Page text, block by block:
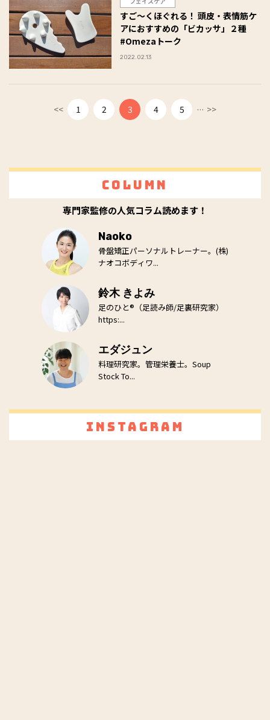
すご〜くほぐれる！ 頭皮・表情筋ケ
アにおすすめの「ビカッサ」２種
#Omezaトーク
2022.02.13
<< 1 2 3 4 5 ... >>
Column
専門家監修の人気コラム読めます！
Naoko
骨盤矯正パーソナルトレーナー。(株)
ナオコボディワ...
鈴木 きよみ
足のひと®（足読み師/足裏研究家）
https:...
エダジュン
料理研究家。管理栄養士。Soup
Stock To...
Instagram